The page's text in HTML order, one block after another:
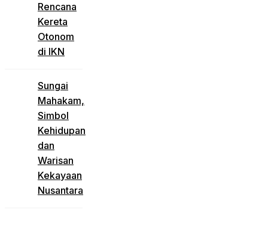
Rencana
Kereta
Otonom
di IKN
Sungai
Mahakam,
Simbol
Kehidupan
dan
Warisan
Kekayaan
Nusantara